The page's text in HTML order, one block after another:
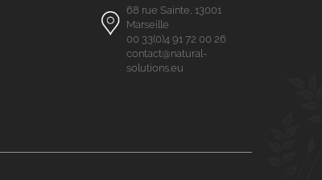
68 rue Sainte, 13001
Marseille
00 33(0)4 91 72 00 26
contact@natural-
solutions.eu